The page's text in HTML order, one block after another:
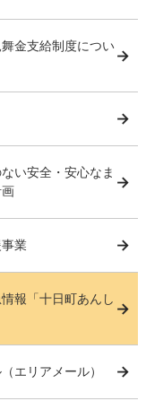
金支給制度につい
い安全・安心なま
業
報「十日町あんし
エリアメール）